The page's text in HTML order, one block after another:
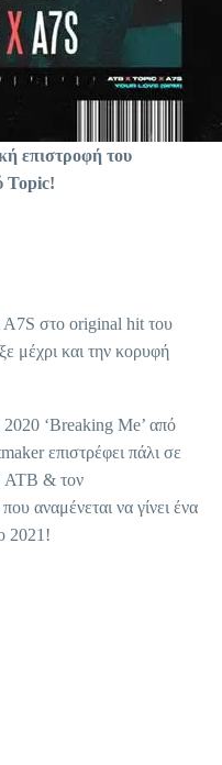
επιστροφή του
Topic!
στο original hit του
μέχρι και την κορυφή
2020 ‘Breaking Me’ από
επιστρέφει πάλι σε
ATB & τον
αναμένεται να γίνει ένα
2021!